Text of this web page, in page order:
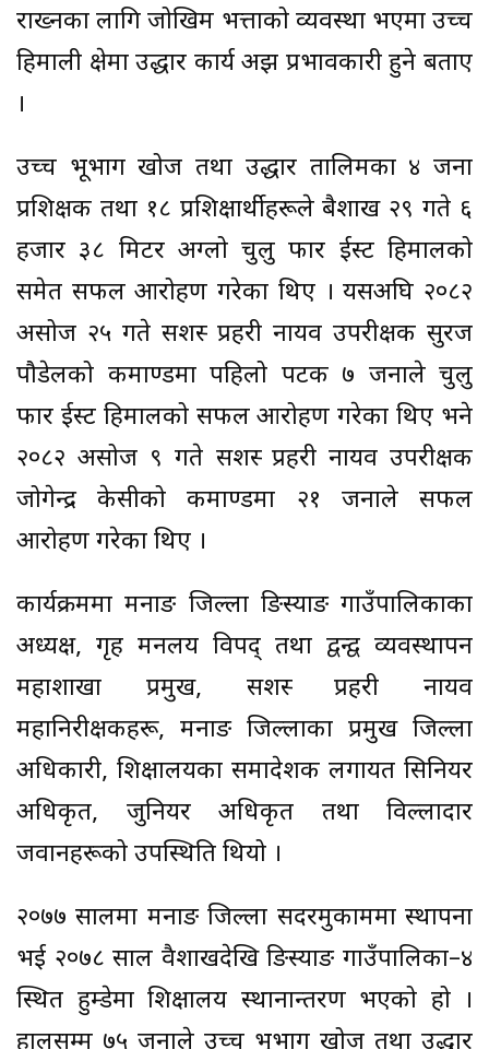
राख्नका लागि जोखिम भत्ताको व्यवस्था भएमा उच्च
हिमाली क्षेत्रमा उद्धार कार्य अझ प्रभावकारी हुने बताए
।
उच्च भूभाग खोज तथा उद्धार तालिमका ४ जना
प्रशिक्षक तथा १८ प्रशिक्षार्थीहरूले बैशाख २९ गते ६
हजार ३८ मिटर अग्लो चुलु फार ईस्ट हिमालको
समेत सफल आरोहण गरेका थिए । यसअघि २०८२
असोज २५ गते सशस्त्र प्रहरी नायव उपरीक्षक सुरज
पौडेलको कमाण्डमा पहिलो पटक ७ जनाले चुलु
फार ईस्ट हिमालको सफल आरोहण गरेका थिए भने
२०८२ असोज ९ गते सशस्त्र प्रहरी नायव उपरीक्षक
जोगेन्द्र केसीको कमाण्डमा २१ जनाले सफल
आरोहण गरेका थिए ।
कार्यक्रममा मनाङ जिल्ला ङिस्याङ गाउँपालिकाका
अध्यक्ष, गृह मन्त्रालय विपद् तथा द्वन्द्व व्यवस्थापन
महाशाखा प्रमुख, सशस्त्र प्रहरी नायव
महानिरीक्षकहरू, मनाङ जिल्लाका प्रमुख जिल्ला
अधिकारी, शिक्षालयका समादेशक लगायत सिनियर
अधिकृत, जुनियर अधिकृत तथा विल्लादार
जवानहरूको उपस्थिति थियो ।
२०७७ सालमा मनाङ जिल्ला सदरमुकाममा स्थापना
भई २०७८ साल वैशाखदेखि ङिस्याङ गाउँपालिका–४
स्थित हुम्डेमा शिक्षालय स्थानान्तरण भएको हो ।
हालसम्म ७५ जनाले उच्च भूभाग खोज तथा उद्धार